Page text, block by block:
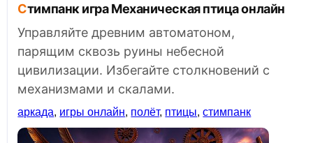
Стимпанк игра Механическая птица онлайн
Управляйте древним автоматоном,
парящим сквозь руины небесной
цивилизации. Избегайте столкновений с
механизмами и скалами.
аркада, игры онлайн, полёт, птицы,стимпанк